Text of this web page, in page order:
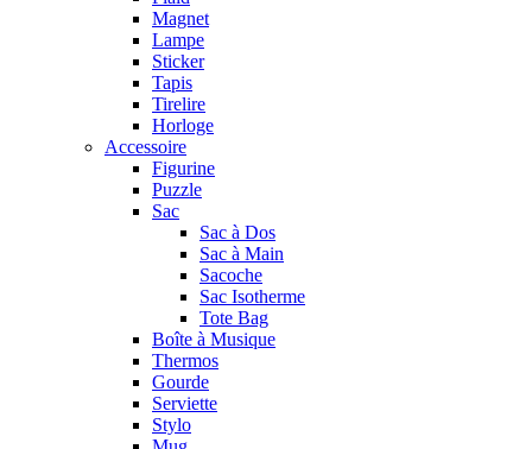
Magnet
Lampe
Sticker
Tapis
Tirelire
Horloge
Accessoire
Figurine
Puzzle
Sac
Sac à Dos
Sac à Main
Sacoche
Sac Isotherme
Tote Bag
Boîte à Musique
Thermos
Gourde
Serviette
Stylo